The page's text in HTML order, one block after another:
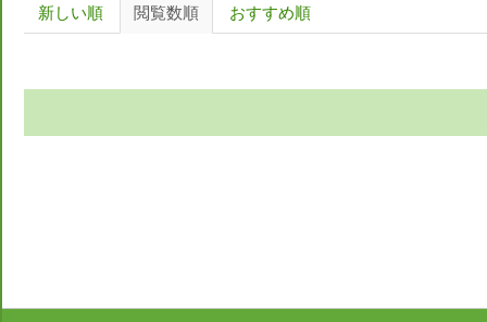
新しい順
閲覧数順 おすすめ順